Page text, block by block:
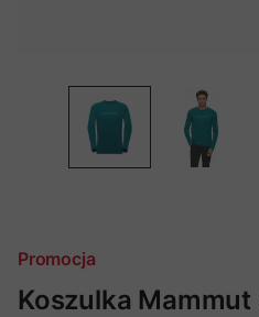
Promocja
Koszulka Mammut